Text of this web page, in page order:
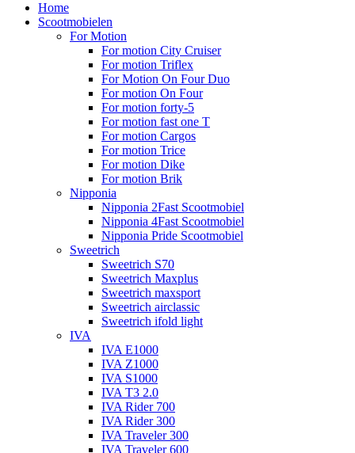
Home
Scootmobielen
For Motion
For motion City Cruiser
For motion Triflex
For Motion On Four Duo
For motion On Four
For motion forty-5
For motion fast one T
For motion Cargos
For motion Trice
For motion Dike
For motion Brik
Nipponia
Nipponia 2Fast Scootmobiel
Nipponia 4Fast Scootmobiel
Nipponia Pride Scootmobiel
Sweetrich
Sweetrich S70
Sweetrich Maxplus
Sweetrich maxsport
Sweetrich airclassic
Sweetrich ifold light
IVA
IVA E1000
IVA Z1000
IVA S1000
IVA T3 2.0
IVA Rider 700
IVA Rider 300
IVA Traveler 300
IVA Traveler 600